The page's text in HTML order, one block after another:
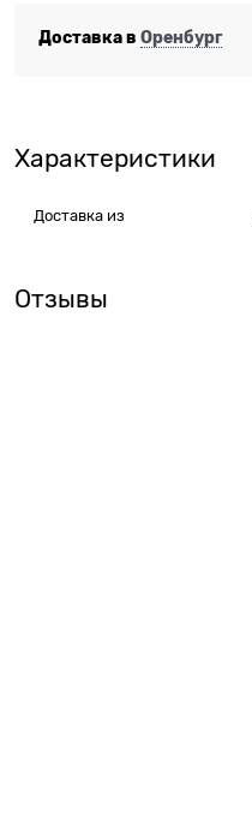
Доставка в Оренбург
Характеристики
Доставка из
Отзывы